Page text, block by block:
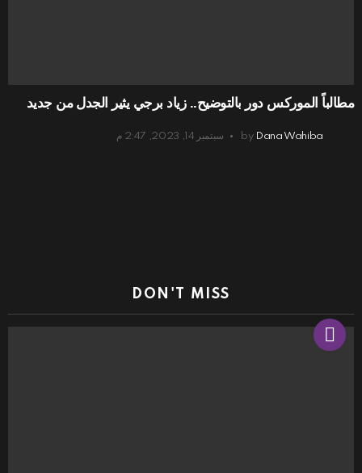
مطالباً الموركس دور بالتوضيح.. زياد برجي يثير الجدل من جديد
by Dana Wahiba سبتمبر 14, 2023, 2:47 م
DON'T MISS